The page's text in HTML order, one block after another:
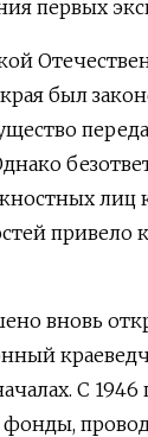
первых
был
лиц
привело
вновь
С 1946